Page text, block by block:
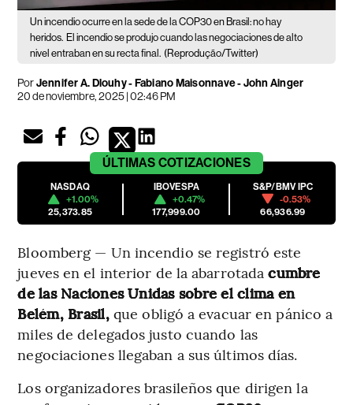
Un incendio ocurre en la sede de la COP30 en Brasil: no hay
heridos. El incendio se produjo cuando las negociaciones de alto
nivel entraban en su recta final. (Reprodução/Twitter)
PorJennifer A. Dlouhy - Fabiano Maisonnave - John Ainger
20 de noviembre, 2025 | 02:46 PM
ÚLTIMAS COTIZACIONES
NASDAQ
+1.00%
25,373.85
IBOVESPA
+0.47%
177,999.00
S&P/BMV IPC
-0.53%
66,936.99
Bloomberg — Un incendio se registró este
jueves en el interior de la abarrotadacumbre
de las Naciones Unidas sobre el clima en
Belém, Brasil, que obligó a evacuar en pánico a
miles de delegados justo cuando las
negociaciones llegaban a sus últimos días.
Los organizadores brasileños que dirigen la